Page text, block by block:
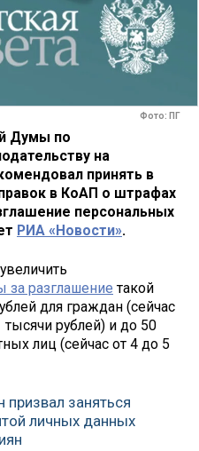
Фото: ПГ
Думы по
на
принять в
в КоАП о штрафах
персональных
РИА «Новости».
за разглашение такой
для граждан (сейчас
рублей) и до 50
лиц (сейчас от 4 до 5
призвал заняться
личных данных